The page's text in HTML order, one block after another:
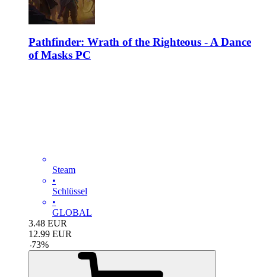
Pathfinder: Wrath of the Righteous - A Dance
of Masks PC
Steam
•
Schlüssel
•
GLOBAL
3.48 EUR
12.99 EUR
-73%